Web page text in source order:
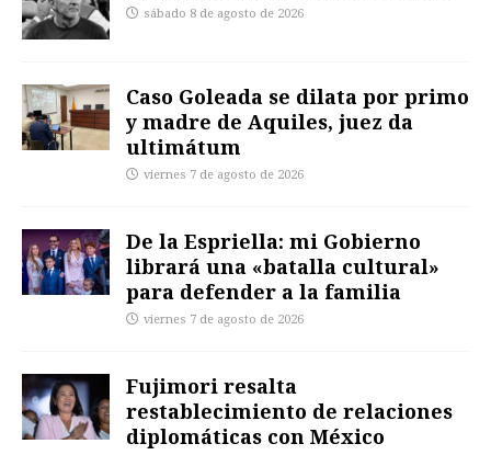
sábado 8 de agosto de 2026
Caso Goleada se dilata por primo
y madre de Aquiles, juez da
ultimátum
viernes 7 de agosto de 2026
De la Espriella: mi Gobierno
librará una «batalla cultural»
para defender a la familia
viernes 7 de agosto de 2026
Fujimori resalta
restablecimiento de relaciones
diplomáticas con México